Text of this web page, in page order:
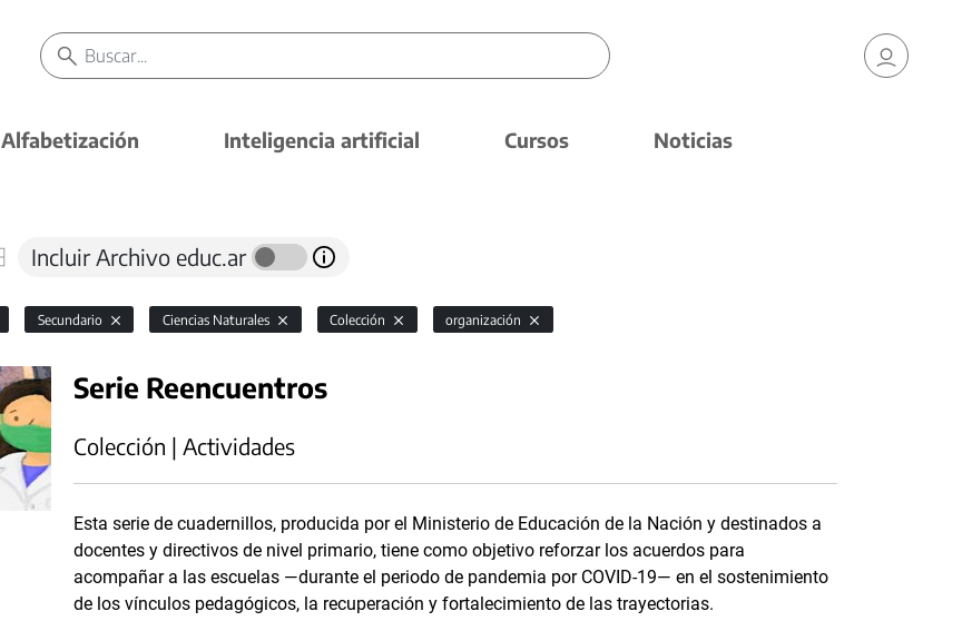
Alfabetización Inteligencia artificial Cursos Noticias
Incluir Archivo educ.ar
Secundario Ciencias Naturales Colección organización
Serie Reencuentros
Colección | Actividades
Esta serie de cuadernillos, producida por el Ministerio de Educación de la Nación y destinados a
docentes y directivos de nivel primario, tiene como objetivo reforzar los acuerdos para
acompañar a las escuelas —durante el periodo de pandemia por COVID-19— en el sostenimiento
de los vínculos pedagógicos, la recuperación y fortalecimiento de las trayectorias.